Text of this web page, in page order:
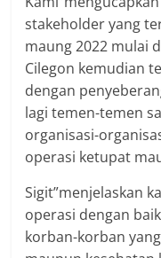
stakeholder yang
maung 2022 mulai
Cilegon kemudian
dengan
lagi temen-temen
organisasi-
operasi ketupat
Sigit”menjelaskan
operasi dengan
korban-korban